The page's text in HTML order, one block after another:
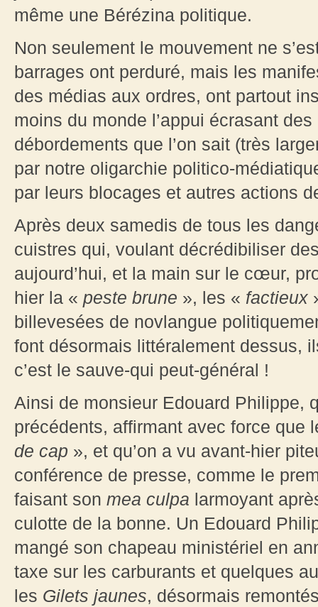
même une Bérézina politique.
Non seulement le mouvement ne
barrages ont perduré, mais les
des médias aux ordres, ont partout
moins du monde l’appui écrasant
débordements que l’on sait (très
par notre oligarchie politico-
par leurs blocages et autres actions
Après deux samedis de tous les
cuistres qui, voulant décrédibiliser
aujourd’hui, et la main sur le cœur,
hier la « peste brune », les « factieux
billevesées de novlangue
font désormais littéralement dessus,
c’est le sauve-qui peut-général !
Ainsi de monsieur Edouard Philippe,
précédents, affirmant avec force que
de cap », et qu’on a vu avant-hier
conférence de presse, comme le
faisant son mea culpa larmoyant
culotte de la bonne. Un Edouard
mangé son chapeau ministériel en
taxe sur les carburants et quelques
les Gilets jaunes, désormais